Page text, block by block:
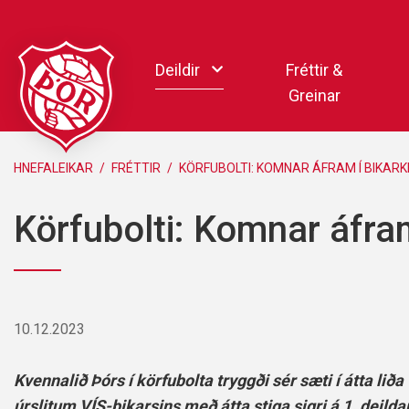
efni
Deildir
Handbolti
Knattspyrna
Pollamót Samskipa
Fréttir &
Greinar
HNEFALEIKAR / FRÉTTIR / KÖRFUBOLTI: KOMNAR ÁFRAM Í
Körfubolti: Komnar
10.12.2023
Kvennalið Þórs í körfubolta tryggði sér sæti í átta liða